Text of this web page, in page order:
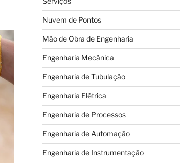
Nuvem de Pontos
Mão de Obra de Engenharia
Engenharia Mecânica
Engenharia de Tubulação
Engenharia Elétrica
Engenharia de Processos
Engenharia de Automação
Engenharia de Instrumentação